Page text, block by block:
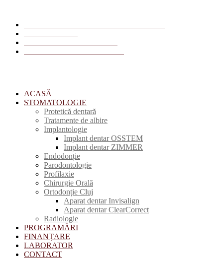
ACASĂ
STOMATOLOGIE
Protetică dentară
Tratamente de albire
Implantologie
Implant dentar OSSTEM
Implant dentar ZIMMER
Endodonție
Parodontologie
Profilaxie
Chirurgie Orală
Ortodonție Cluj
Aparat dentar Invisalign
Aparat dentar ClearCorrect
Radiologie
PROGRAMĂRI
FINANȚARE
LABORATOR
CONTACT